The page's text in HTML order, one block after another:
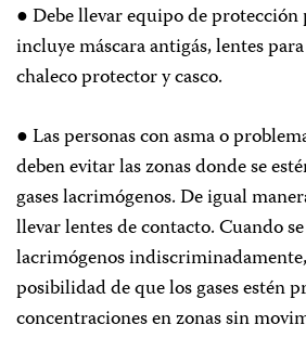
● Debe llevar equipo de
incluye máscara antigás, lentes
chaleco protector y casco.
● Las personas con asma o
deben evitar las zonas donde se
gases lacrimógenos. De igual
llevar lentes de contacto. Cuando
lacrimógenos
posibilidad de que los gases estén
concentraciones en zonas sin